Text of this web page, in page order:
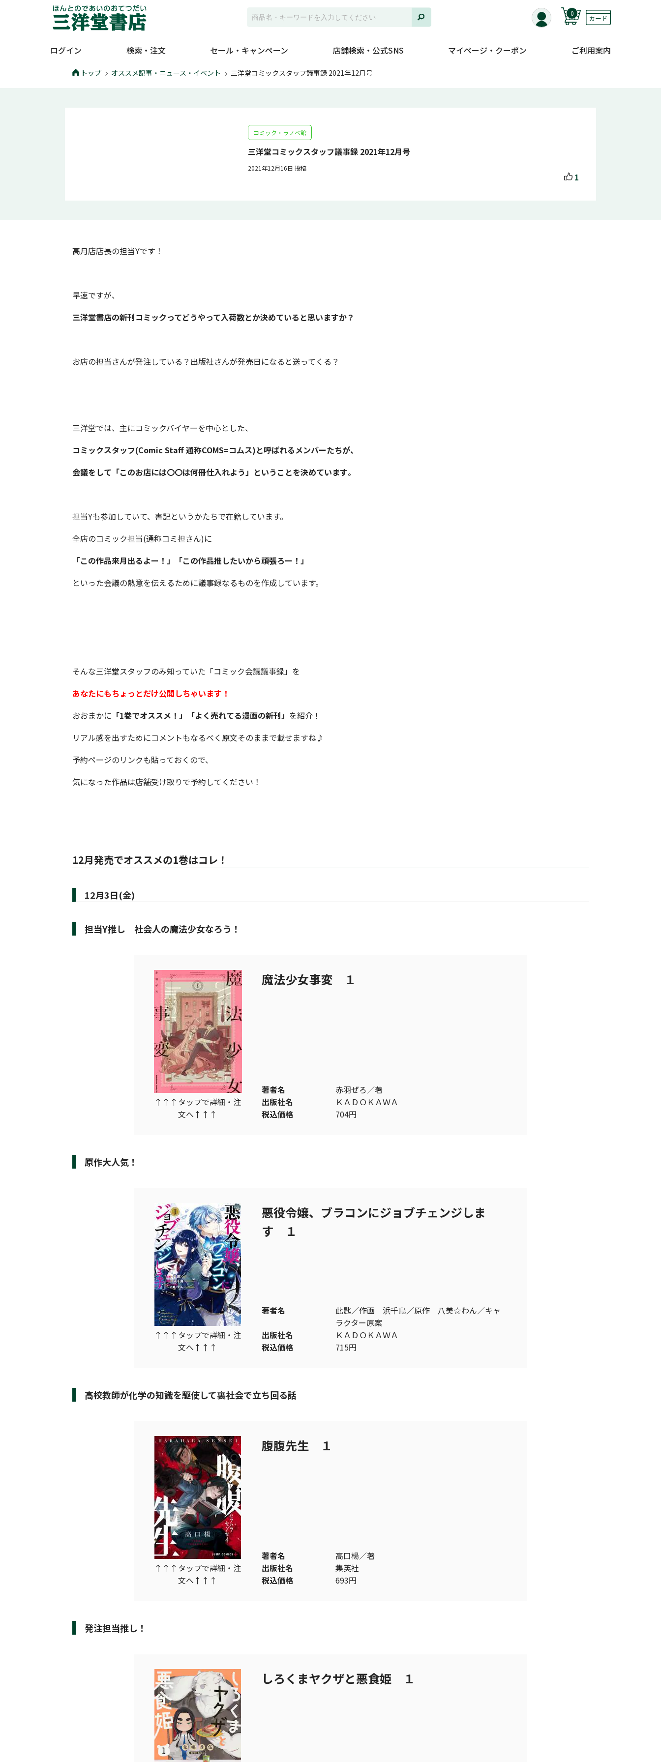
0
ログイン 検索・注文 セール・キャンペーン 店舗検索・公式SNS マイページ・クーポン ご利用案内
トップ オススメ記事・ニュース・イベント 三洋堂コミックスタッフ議事録 2021年12月号
コミック・ラノベ館
三洋堂コミックスタッフ議事録 2021年12月号
2021年12月16日 投稿
1
高月店店長の担当Yです！
早速ですが、
三洋堂書店の新刊コミックってどうやって入荷数とか決めていると思いますか？
お店の担当さんが発注している？出版社さんが発売日になると送ってくる？
三洋堂では、主にコミックバイヤーを中心とした、
コミックスタッフ(Comic Staff 通称COMS=コムス)と呼ばれるメンバーたちが、
会議をして「このお店には〇〇は何冊仕入れよう」ということを決めています。
担当Yも参加していて、書記というかたちで在籍しています。
全店のコミック担当(通称コミ担さん)に
「この作品来月出るよー！」「この作品推したいから頑張ろー！」
といった会議の熱意を伝えるために議事録なるものを作成しています。
そんな三洋堂スタッフのみ知っていた「コミック会議議事録」を
あなたにもちょっとだけ公開しちゃいます！
おおまかに 「1巻でオススメ！」「よく売れてる漫画の新刊」 を紹介！
リアル感を出すためにコメントもなるべく原文そのままで載せますね♪
予約ページのリンクも貼っておくので、
気になった作品は店舗受け取りで予約してください！
12月発売でオススメの1巻はコレ！
12月3日(金)
担当Y推し 社会人の魔法少女なろう！
↑↑↑タップで詳細・注
文へ↑↑↑
魔法少女事変 １
著者名
赤羽ぜろ／著
出版社名
ＫＡＤＯＫＡＷＡ
税込価格
704円
原作大人気！
↑↑↑タップで詳細・注
文へ↑↑↑
悪役令嬢、ブラコンにジョブチェンジしま
す １
著者名
此匙／作画 浜千鳥／原作 八美☆わん／キャ
ラクター原案
出版社名
ＫＡＤＯＫＡＷＡ
税込価格
715円
高校教師が化学の知識を駆使して裏社会で立ち回る話
↑↑↑タップで詳細・注
文へ↑↑↑
腹腹先生 １
著者名
高口楊／著
出版社名
集英社
税込価格
693円
発注担当推し！
しろくまヤクザと悪食姫 １